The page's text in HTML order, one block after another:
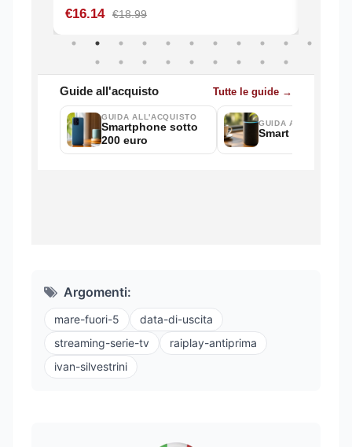
Argomenti:
mare-fuori-5
data-di-uscita
streaming-serie-tv
raiplay-antiprima
ivan-silvestrini